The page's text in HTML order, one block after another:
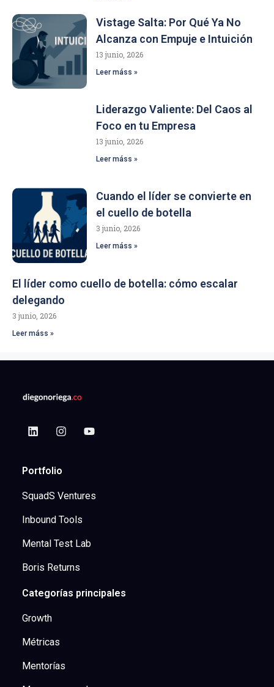
Vistage Salta: Por Qué Ya No
Alcanza con Empuje e Intuición
13 junio, 2026
Leer máss »
Liderazgo Valiente: Del Caos al
Foco en tu Empresa
13 junio, 2026
Leer máss »
Cuando el líder se convierte en
el cuello de botella
3 junio, 2026
Leer máss »
El líder como cuello de botella: cómo escalar
delegando
3 junio, 2026
Leer máss »
Portfolio
SquadS Ventures
Inbound Tools
Mental Test Lab
Boris Returns
Categorías principales
Growth
Métricas
Mentorías